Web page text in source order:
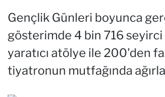
Gençlik Günleri boyunca
gösterimde 4 bin 716 seyirci
yaratıcı atölye ile 200'den
tiyatronun mutfağında